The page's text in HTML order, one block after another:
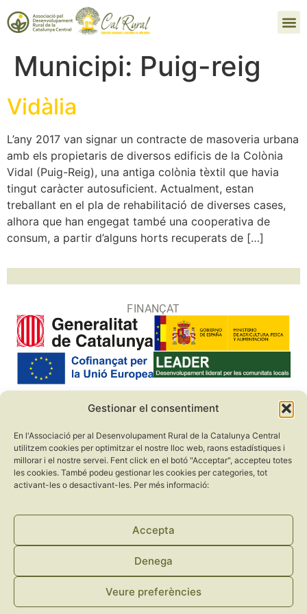
Gestionar el consentiment
En l'Associació per al Desenvolupament Rural de la Catalunya Central
utilitzem cookies per optimitzar el nostre lloc web, raons estadístiques i
millorar i el nostre servei. Fent click en el botó "Acceptar", accepteu totes
les cookies. També podeu gestionar les cookies per categories, tot
activant-les o desactivant-les. Per més informació:
Accepta
Denega
Veure preferències
Municipi: Puig-reig
Vidàlia
L’any 2017 van signar un contracte de masoveria urbana
amb els propietaris de diversos edificis de la Colònia
Vidal (Puig-Reig), una antiga colònia tèxtil que havia
tingut caràcter autosuficient. Actualment, estan
treballant en el pla de rehabilitació de diverses cases,
alhora que han engegat també una cooperativa de
consum, a partir d’alguns horts recuperats de […]
FINANÇAT
COL·LABORADORS